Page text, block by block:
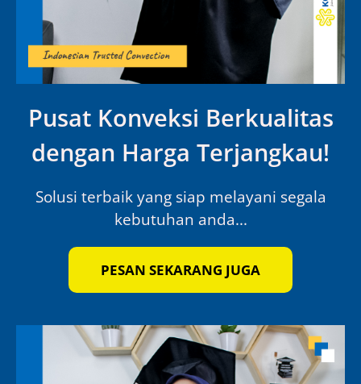
Pusat Konveksi Berkualitas
dengan Harga Terjangkau!
Solusi terbaik yang siap melayani segala
kebutuhan anda...
PESAN SEKARANG JUGA